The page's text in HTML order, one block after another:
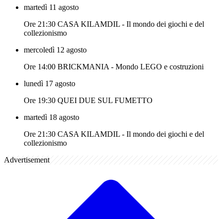
martedì 11 agosto
Ore 21:30 CASA KILAMDIL - Il mondo dei giochi e del
collezionismo
mercoledì 12 agosto
Ore 14:00 BRICKMANIA - Mondo LEGO e costruzioni
lunedì 17 agosto
Ore 19:30 QUEI DUE SUL FUMETTO
martedì 18 agosto
Ore 21:30 CASA KILAMDIL - Il mondo dei giochi e del
collezionismo
Advertisement